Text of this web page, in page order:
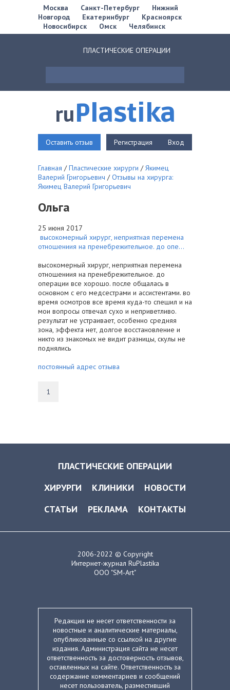
Москва Санкт-Петербург
Нижний
Новгород
Екатеринбург
Красноярск
Новосибирск
Омск Челябинск
ПЛАСТИЧЕСКИЕ ОПЕРАЦИИ
ruPlastika
Оставить отзыв Регистрация Вход
Главная /Пластические хирурги /Якимец
Валерий Григорьевич /Отзывы на хирурга:
Якимец Валерий Григорьевич
Ольга
25 июня 2017
высокомерный хирург, неприятная перемена
отношениия на пренебрежительное. до опе...
высокомерный хирург, неприятная перемена
отношениия на пренебрежительное. до
операции все хорошо. после общалась в
основном с его медсестрами и ассистентами. во
время осмотров все время куда-то спешил и на
мои вопросы отвечал сухо и неприветливо.
результат не устраивает, особенно средняя
зона, эффекта нет, долгое восстановление и
никто из знакомых не видит разницы, скулы не
поднялись
постоянный адрес отзыва
1
ПЛАСТИЧЕСКИЕ ОПЕРАЦИИ
ХИРУРГИ
КЛИНИКИ
НОВОСТИ
СТАТЬИ
РЕКЛАМА КОНТАКТЫ
2006-2022 © Copyright
Интернет-журнал RuPlastika
ООО "SM-Art"
Редакция не несет ответственности за
новостные и аналитические материалы,
опубликованные со ссылкой на другие
издания. Администрация сайта не несет
ответственность за достоверность отзывов,
оставленных на сайте. Ответственность за
содержание комментариев и сообщений
несет пользователь, разместивший